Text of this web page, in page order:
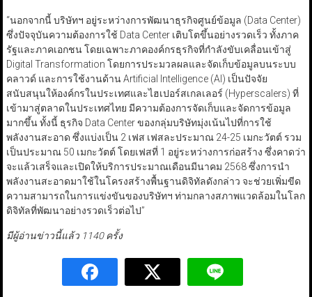
“นอกจากนี้ บริษัทฯ อยู่ระหว่างการพัฒนาธุรกิจศูนย์ข้อมูล (Data Center)
ซึ่งปัจจุบันความต้องการใช้ Data Center เติบโตขึ้นอย่างรวดเร็ว ทั้งภาค
รัฐและภาคเอกชน โดยเฉพาะภาคองค์กรธุรกิจที่กำลังขับเคลื่อนเข้าสู่
Digital Transformation โดยการประมวลผลและจัดเก็บข้อมูลบนระบบ
คลาวด์ และการใช้งานด้าน Artificial Intelligence (AI) เป็นปัจจัย
สนับสนุนให้องค์กรในประเทศและไฮเปอร์สเกลเลอร์ (Hyperscalers) ที่
เข้ามาสู่ตลาดในประเทศไทย มีความต้องการจัดเก็บและจัดการข้อมูล
มากขึ้น ทั้งนี้ ธุรกิจ Data Center ของกลุ่มบริษัทมุ่งเน้นไปที่การใช้
พลังงานสะอาด ซึ่งแบ่งเป็น 2 เฟส เฟสละประมาณ 24-25 เมกะวัตต์ รวม
เป็นประมาณ 50 เมกะวัตต์ โดยเฟสที่ 1 อยู่ระหว่างการก่อสร้าง ซึ่งคาดว่า
จะแล้วเสร็จและเปิดให้บริการประมาณเดือนมีนาคม 2568 ซึ่งการนำ
พลังงานสะอาดมาใช้ในโครงสร้างพื้นฐานดิจิทัลดังกล่าว จะช่วยเพิ่มขีด
ความสามารถในการแข่งขันของบริษัทฯ ท่ามกลางสภาพแวดล้อมในโลก
ดิจิทัลที่พัฒนาอย่างรวดเร็วต่อไป”
มีผู้อ่านข่าวนี้แล้ว 1140 ครั้ง